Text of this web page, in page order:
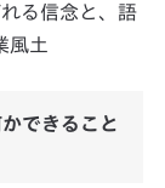
る信念と、語
風土
できること